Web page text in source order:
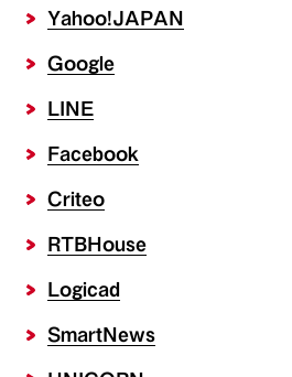
Yahoo!JAPAN
Google
LINE
Facebook
Criteo
RTBHouse
Logicad
SmartNews